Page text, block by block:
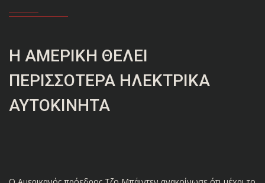
Η ΑΜΕΡΙΚΉ ΘΈΛΕΙ
ΠΕΡΙΣΣΌΤΕΡΑ ΗΛΕΚΤΡΙΚΆ
ΑΥΤΟΚΊΝΗΤΑ